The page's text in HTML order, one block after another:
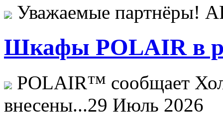
Уважаемые
Шкафы POLAIR в
POLAIR™ сообщает
внесены...29 Июль 2026